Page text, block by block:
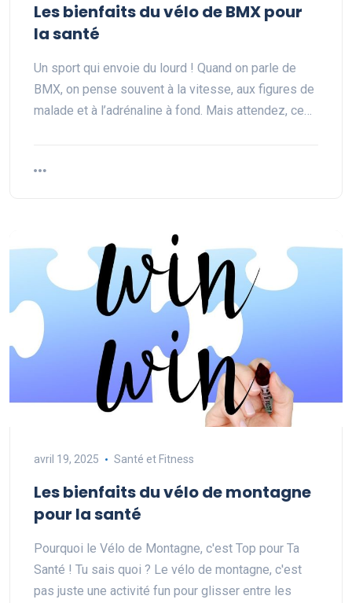
Les bienfaits du vélo de BMX pour
la santé
Un sport qui envoie du lourd ! Quand on parle de
BMX, on pense souvent à la vitesse, aux figures de
malade et à l’adrénaline à fond. Mais attendez, ce…
avril 19, 2025 Santé et Fitness
Les bienfaits du vélo de montagne
pour la santé
Pourquoi le Vélo de Montagne, c'est Top pour Ta
Santé ! Tu sais quoi ? Le vélo de montagne, c'est
pas juste une activité fun pour glisser entre les